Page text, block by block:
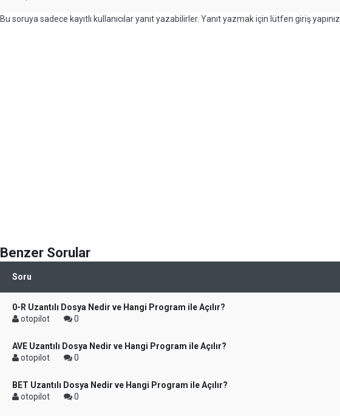
Bu soruya sadece kayıtlı kullanıcılar yanıt yazabilirler. Yanıt yazmak için lütfen giriş yapınız.
Benzer Sorular
Soru
0-R Uzantılı Dosya Nedir ve Hangi Program ile Açılır?
otopilot
0
AVE Uzantılı Dosya Nedir ve Hangi Program ile Açılır?
otopilot
0
BET Uzantılı Dosya Nedir ve Hangi Program ile Açılır?
otopilot
0